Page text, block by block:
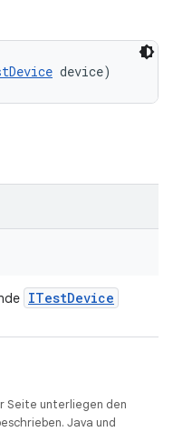
device)
ITestDevice
Seite unterliegen den
Java und